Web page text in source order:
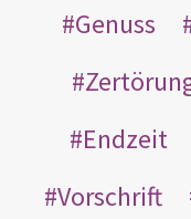
Genuss
Endzeit
Vorschrift